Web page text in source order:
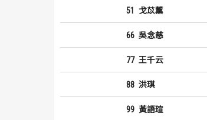
51 戈苡薰
66 吳念慈
77 王千云
88 洪琪
99 黃語瑄